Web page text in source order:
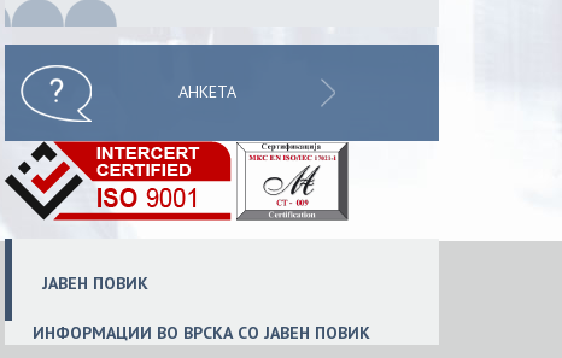
АНКЕТА
ЈАВЕН ПОВИК
ИНФОРМАЦИИ ВО ВРСКА СО ЈАВЕН ПОВИК